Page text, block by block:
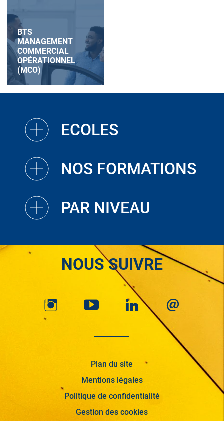
BTS
MANAGEMENT
COMMERCIAL
OPÉRATIONNEL
(MCO)
ECOLES
NOS FORMATIONS
PAR NIVEAU
NOUS SUIVRE
Plan du site
Mentions légales
Politique de confidentialité
Gestion des cookies